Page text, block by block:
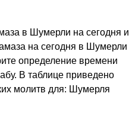
в Шумерли на сегодня и
на сегодня в Шумерли
определение времени
В таблице приведено
молитв для: Шумерля